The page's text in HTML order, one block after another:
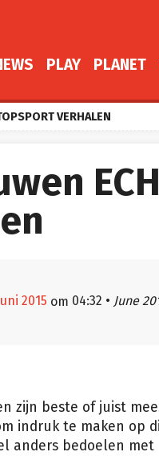
PLAY PLANET
VERHALEN
2015 om 04:32 • June
zijn beste of juist
indruk te maken op
anders bedoelen